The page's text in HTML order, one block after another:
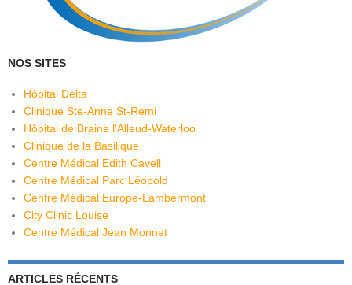
NOS SITES
Hôpital Delta
Clinique Ste-Anne St-Remi
Hôpital de Braine l'Alleud-Waterloo
Clinique de la Basilique
Centre Médical Edith Cavell
Centre Médical Parc Léopold
Centre Médical Europe-Lambermont
City Clinic Louise
Centre Médical Jean Monnet
ARTICLES RÉCENTS